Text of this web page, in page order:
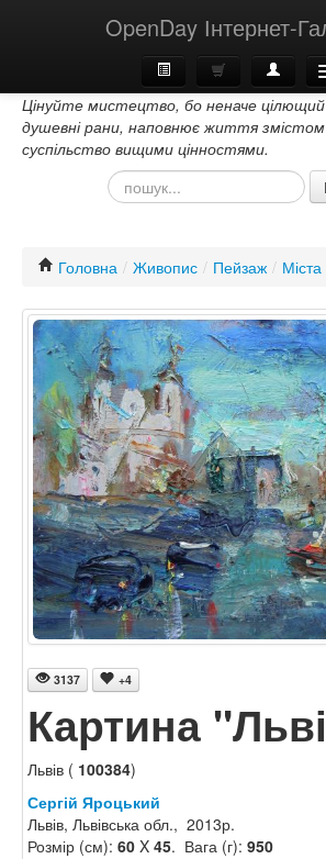
OpenDay Інтернет-
Головна
Про Нас
Цінуйте мистецтво, бо неначе цілющий
душевні рани, наповнює життя змістом
суспільство вищими цінностями.
Головна / Живопис / Пейзаж / Міста
3137 +4
Картина
Львів ( 100384)
Сергій Яроцький
Львів, Львівська обл., 2013р.
Розмір (см): 60 X 45. Вага (г): 950